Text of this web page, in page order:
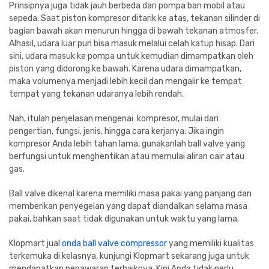
Prinsipnya juga tidak jauh berbeda dari pompa ban mobil atau
sepeda. Saat piston kompresor ditarik ke atas, tekanan silinder di
bagian bawah akan menurun hingga di bawah tekanan atmosfer.
Alhasil, udara luar pun bisa masuk melalui celah katup hisap. Dari
sini, udara masuk ke pompa untuk kemudian dimampatkan oleh
piston yang didorong ke bawah. Karena udara dimampatkan,
maka volumenya menjadi lebih kecil dan mengalir ke tempat
tempat yang tekanan udaranya lebih rendah.
Nah, itulah penjelasan mengenai kompresor, mulai dari
pengertian, fungsi, jenis, hingga cara kerjanya. Jika ingin
kompresor Anda lebih tahan lama, gunakanlah ball valve yang
berfungsi untuk menghentikan atau memulai aliran cair atau
gas.
Ball valve dikenal karena memiliki masa pakai yang panjang dan
memberikan penyegelan yang dapat diandalkan selama masa
pakai, bahkan saat tidak digunakan untuk waktu yang lama.
Klopmart jual onda ball valve compressoryang memiliki kualitas
terkemuka di kelasnya, kunjungi Klopmart sekarang juga untuk